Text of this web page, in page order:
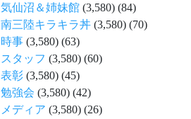
気仙沼＆姉妹館 (3,580) (84)
南三陸キラキラ丼 (3,580) (70)
時事 (3,580) (63)
スタッフ (3,580) (60)
表彰 (3,580) (45)
勉強会 (3,580) (42)
メディア (3,580) (26)